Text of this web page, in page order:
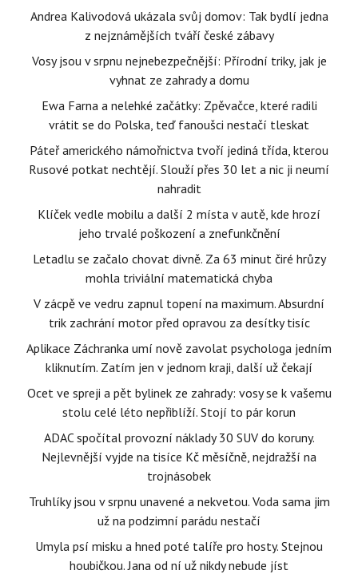
Andrea Kalivodová ukázala svůj domov: Tak bydlí jedna
z nejznámějších tváří české zábavy
Vosy jsou v srpnu nejnebezpečnější: Přírodní triky, jak je
vyhnat ze zahrady a domu
Ewa Farna a nelehké začátky: Zpěvačce, které radili
vrátit se do Polska, teď fanoušci nestačí tleskat
Páteř amerického námořnictva tvoří jediná třída, kterou
Rusové potkat nechtějí. Slouží přes 30 let a nic ji neumí
nahradit
Klíček vedle mobilu a další 2 místa v autě, kde hrozí
jeho trvalé poškození a znefunkčnění
Letadlu se začalo chovat divně. Za 63 minut čiré hrůzy
mohla triviální matematická chyba
V zácpě ve vedru zapnul topení na maximum. Absurdní
trik zachrání motor před opravou za desítky tisíc
Aplikace Záchranka umí nově zavolat psychologa jedním
kliknutím. Zatím jen v jednom kraji, další už čekají
Ocet ve spreji a pět bylinek ze zahrady: vosy se k vašemu
stolu celé léto nepřiblíží. Stojí to pár korun
ADAC spočítal provozní náklady 30 SUV do koruny.
Nejlevnější vyjde na tisíce Kč měsíčně, nejdražší na
trojnásobek
Truhlíky jsou v srpnu unavené a nekvetou. Voda sama jim
už na podzimní parádu nestačí
Umyla psí misku a hned poté talíře pro hosty. Stejnou
houbičkou. Jana od ní už nikdy nebude jíst